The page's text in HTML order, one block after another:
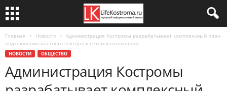
Главная Новости
Администрация Костромы разрабатывает комплексный план
подключения частного сектора к сетям канализации
НОВОСТИ ОБЩЕСТВО
Администрация Костромы